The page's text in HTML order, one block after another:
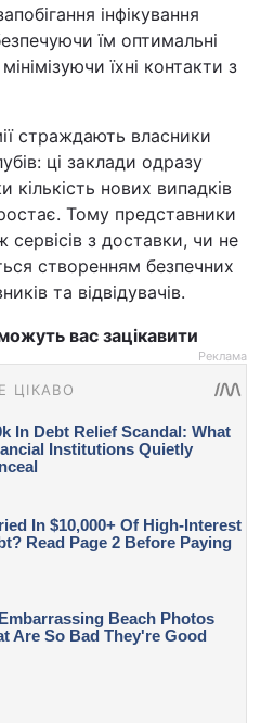
інфікування
їм оптимальні
їхні контакти з
страждають власники
ці заклади одразу
кількість нових випадків
Тому представники
сервісів з доставки, чи не
створенням безпечних
та відвідувачів.
можуть вас зацікавити
Реклама